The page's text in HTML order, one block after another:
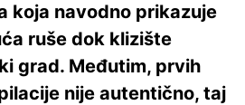
koja navodno prikazuje
ruše dok klizište
grad. Međutim, prvih
nije autentično, taj